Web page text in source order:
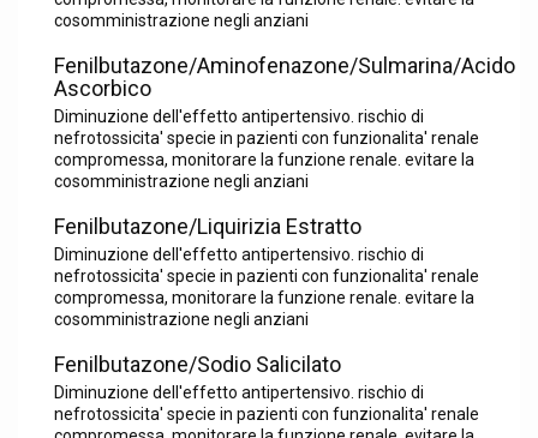
cosomministrazione negli anziani
Fenilbutazone/Aminofenazone/Sulmarina/Acido
Ascorbico
Diminuzione dell'effetto antipertensivo. rischio di
nefrotossicita' specie in pazienti con funzionalita' renale
compromessa, monitorare la funzione renale. evitare la
cosomministrazione negli anziani
Fenilbutazone/Liquirizia Estratto
Diminuzione dell'effetto antipertensivo. rischio di
nefrotossicita' specie in pazienti con funzionalita' renale
compromessa, monitorare la funzione renale. evitare la
cosomministrazione negli anziani
Fenilbutazone/Sodio Salicilato
Diminuzione dell'effetto antipertensivo. rischio di
nefrotossicita' specie in pazienti con funzionalita' renale